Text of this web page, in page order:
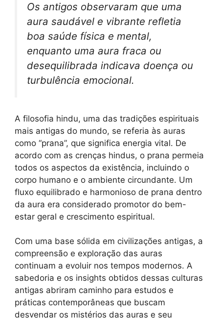
Os antigos observaram que uma
aura saudável e vibrante refletia
boa saúde física e mental,
enquanto uma aura fraca ou
desequilibrada indicava doença ou
turbulência emocional.
A filosofia hindu, uma das tradições espirituais
mais antigas do mundo, se referia às auras
como “prana”, que significa energia vital. De
acordo com as crenças hindus, o prana permeia
todos os aspectos da existência, incluindo o
corpo humano e o ambiente circundante. Um
fluxo equilibrado e harmonioso de prana dentro
da aura era considerado promotor do bem-
estar geral e crescimento espiritual.
Com uma base sólida em civilizações antigas, a
compreensão e exploração das auras
continuam a evoluir nos tempos modernos. A
sabedoria e os insights obtidos dessas culturas
antigas abriram caminho para estudos e
práticas contemporâneas que buscam
desvendar os mistérios das auras e seu